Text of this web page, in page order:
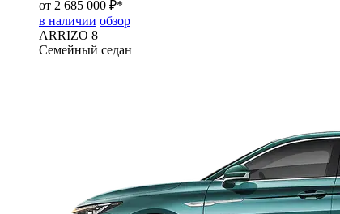
от 2 685 000 ₽*
в наличии обзор
ARRIZO 8
Семейный седан